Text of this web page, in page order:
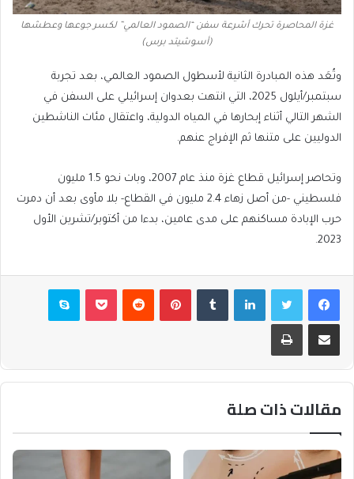
غزة المحاصرة تحرك أشرعة سفن “الصمود العالمي” لكسر جوعها وعطشها
(أسوشيتد برس)
وتُعَد هذه المبادرة الثانية لأسطول الصمود العالمي، بعد تجربة
سبتمبر/أيلول 2025، التي انتهت بعدوان إسرائيلي على السفن في
الشهر التالي أثناء إبحارها في المياه الدولية، واعتقال مئات الناشطين
الدوليين على متنها ثم الإفراج عنهم.
وتحاصر إسرائيل قطاع غزة منذ عام 2007، وبات نحو 1.5 مليون
فلسطيني -من أصل زهاء 2.4 مليون في القطاع- بلا مأوى بعد أن دمرت
حرب الإبادة مساكنهم على مدى عامين، بدءا من أكتوبر/تشرين الأول
2023.
فيسبوكتويتر لينكدإن بينتيريست بوكيت سكايب
مشاركة عبر البريد طباعة
مقالات ذات صلة